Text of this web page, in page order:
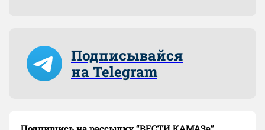
Подписывайся
на Telegram